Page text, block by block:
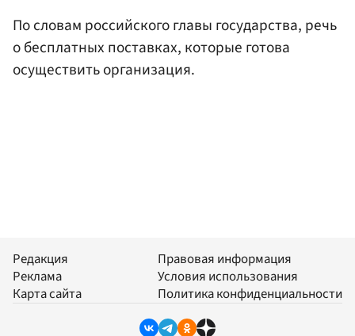
По словам российского главы государства, речь
о бесплатных поставках, которые готова
осуществить организация.
Редакция
Реклама
Карта сайта
Правовая информация
Условия использования
Политика конфиденциальности